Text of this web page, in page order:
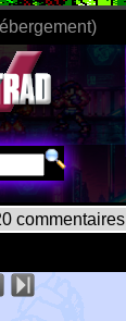
commentaires